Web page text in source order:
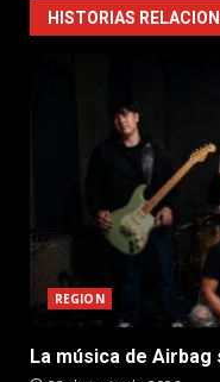
HISTORIAS
REGION
La música de